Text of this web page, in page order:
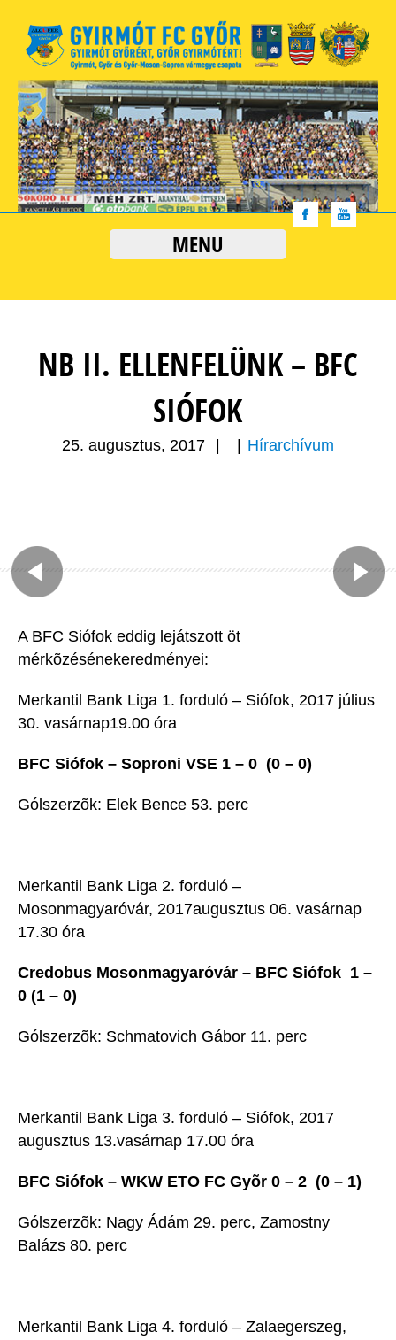
MENU
NB II. ELLENFELÜNK – BFC
SIÓFOK
25. augusztus, 2017 Hírarchívum
A BFC Siófok eddig lejátszott öt
mérkõzésénekeredményei:
Merkantil Bank Liga 1. forduló – Siófok, 2017 július
30. vasárnap19.00 óra
BFC Siófok – Soproni VSE 1 – 0 (0 – 0)
Gólszerzõk: Elek Bence 53. perc
Merkantil Bank Liga 2. forduló –
Mosonmagyaróvár, 2017augusztus 06. vasárnap
17.30 óra
Credobus Mosonmagyaróvár – BFC Siófok 1 –
0 (1 – 0)
Gólszerzõk: Schmatovich Gábor 11. perc
Merkantil Bank Liga 3. forduló – Siófok, 2017
augusztus 13.vasárnap 17.00 óra
BFC Siófok – WKW ETO FC Gyõr 0 – 2 (0 – 1)
Gólszerzõk: Nagy Ádám 29. perc, Zamostny
Balázs 80. perc
Merkantil Bank Liga 4. forduló – Zalaegerszeg,